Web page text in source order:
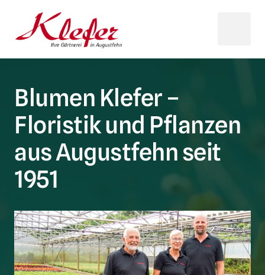
Blumen Klefer –
Floristik und Pflanzen
aus Augustfehn seit
1951